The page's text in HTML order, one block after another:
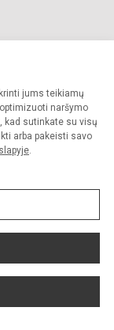
jums teikiamų
naršymo
kad sutinkate su visų
arba pakeisti savo
.
teisės saugomos.
draudžiama.